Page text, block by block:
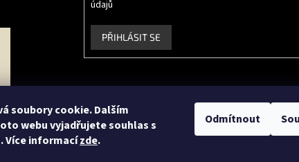
soubory cookie. Dalším
webu vyjadřujete souhlas s
Více informacízde.
Odmítnout
údajů
PŘIHLÁSIT SE